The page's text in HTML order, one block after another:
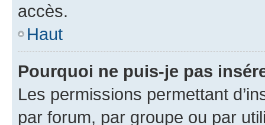
accès.
Haut
Pourquoi ne puis-je pas
Les permissions permettant
par forum, par groupe ou par